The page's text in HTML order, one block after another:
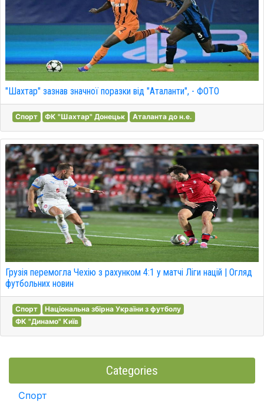
"Шахтар" зазнав значної поразки від "Аталанти", - ФОТО
Спорт ФК "Шахтар" Донецьк Аталанта до н.е.
Грузія перемогла Чехію з рахунком 4:1 у матчі Ліги націй | Огляд
футбольних новин
Спорт
Національна збірна України з футболу
ФК "Динамо" Київ
Categories
Спорт